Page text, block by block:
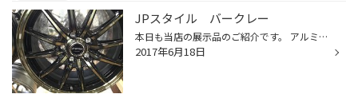
JPスタイル バークレー
本日も当店の展示品のご紹介です。 アルミはJPスタイル バークレー １７インチ ミニバンからセダンまで幅広い車種に対応 スポーティなスポークデザインと引き締まったブラック系のカラーで アルミ担当オススメの商品です。
2017年6月18日